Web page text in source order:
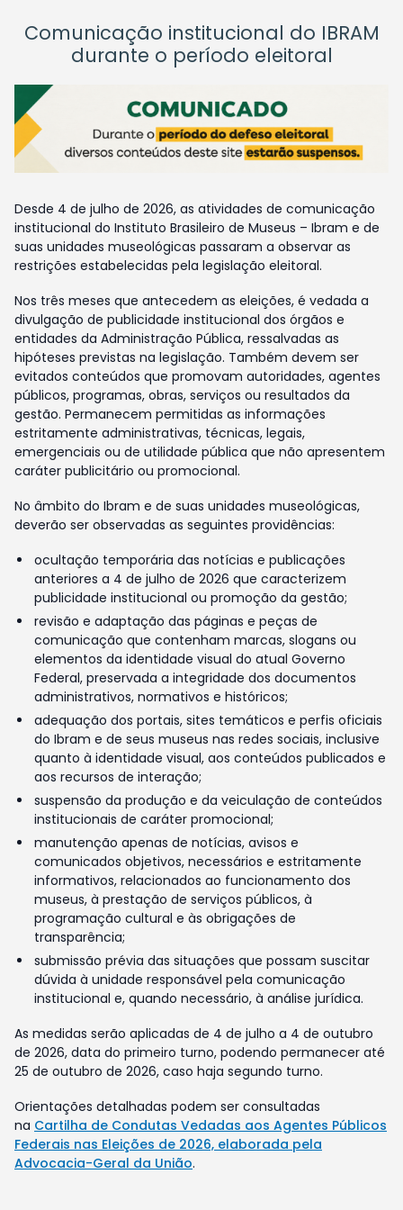
Comunicação institucional do IBRAM
durante o período eleitoral
Desde 4 de julho de 2026, as atividades de comunicação
institucional do Instituto Brasileiro de Museus – Ibram e de
suas unidades museológicas passaram a observar as
restrições estabelecidas pela legislação eleitoral.
Nos três meses que antecedem as eleições, é vedada a
divulgação de publicidade institucional dos órgãos e
entidades da Administração Pública, ressalvadas as
hipóteses previstas na legislação. Também devem ser
evitados conteúdos que promovam autoridades, agentes
públicos, programas, obras, serviços ou resultados da
gestão. Permanecem permitidas as informações
estritamente administrativas, técnicas, legais,
emergenciais ou de utilidade pública que não apresentem
caráter publicitário ou promocional.
No âmbito do Ibram e de suas unidades museológicas,
deverão ser observadas as seguintes providências:
ocultação temporária das notícias e publicações
anteriores a 4 de julho de 2026 que caracterizem
publicidade institucional ou promoção da gestão;
revisão e adaptação das páginas e peças de
comunicação que contenham marcas, slogans ou
elementos da identidade visual do atual Governo
Federal, preservada a integridade dos documentos
administrativos, normativos e históricos;
adequação dos portais, sites temáticos e perfis oficiais
do Ibram e de seus museus nas redes sociais, inclusive
quanto à identidade visual, aos conteúdos publicados e
aos recursos de interação;
suspensão da produção e da veiculação de conteúdos
institucionais de caráter promocional;
manutenção apenas de notícias, avisos e
comunicados objetivos, necessários e estritamente
informativos, relacionados ao funcionamento dos
museus, à prestação de serviços públicos, à
programação cultural e às obrigações de
transparência;
submissão prévia das situações que possam suscitar
dúvida à unidade responsável pela comunicação
institucional e, quando necessário, à análise jurídica.
As medidas serão aplicadas de 4 de julho a 4 de outubro
de 2026, data do primeiro turno, podendo permanecer até
25 de outubro de 2026, caso haja segundo turno.
Orientações detalhadas podem ser consultadas
na Cartilha de Condutas Vedadas aos Agentes Públicos
Federais nas Eleições de 2026, elaborada pela
Advocacia-Geral da União.